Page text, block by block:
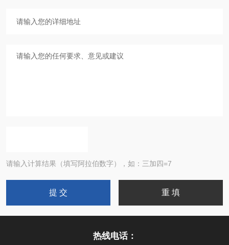
请输入计算结果（填写阿拉伯数字），如：三加四=7
热线电话：